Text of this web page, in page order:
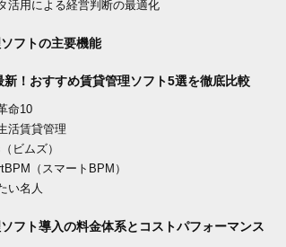
活用による経営判断の最適化
フトの主要機能
新！おすすめ賃貸管理ソフト5選を徹底比較
命10
活賃貸管理
ビムズ）
（スマートBPM）
い名人
フト導入の料金体系とコストパフォーマンス